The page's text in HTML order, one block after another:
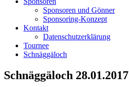
Sponsoren und Gönner
Sponsoring-Konzept
Kontakt
Datenschutzerklärung
Tournee
Schnäggäloch
Schnäggäloch 28.01.2017